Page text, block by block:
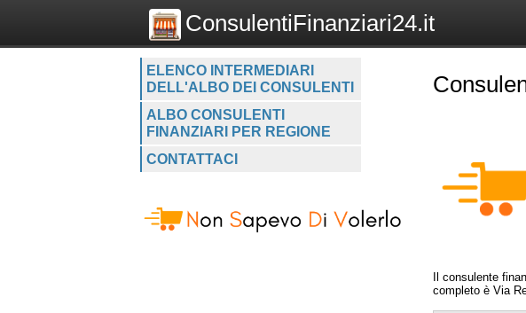
ConsulentiFinanziari24.it
ELENCO INTERMEDIARI
DELL'ALBO DEI CONSULENTI
ALBO CONSULENTI
FINANZIARI PER REGIONE
CONTATTACI
Il consulente
completo è Via